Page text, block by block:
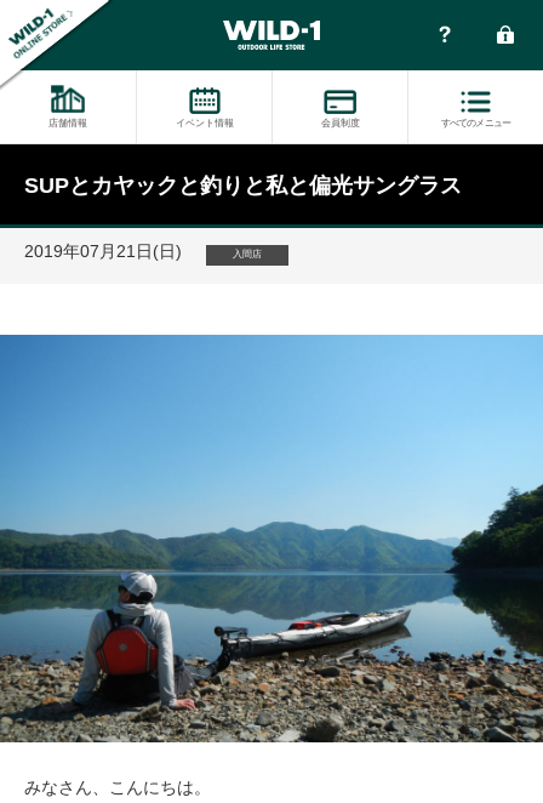
店舗情報 イベント情報 会員制度 すべてのメニュー
SUPとカヤックと釣りと私と偏光サングラス
2019年07月21日(日) 入間店
みなさん、こんにちは。